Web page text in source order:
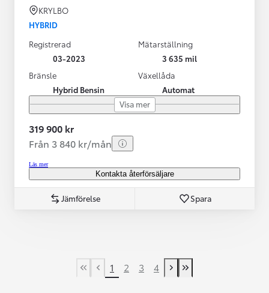
KRYLBO
HYBRID
Registrerad
03-2023
Mätarställning
3 635 mil
Bränsle
Hybrid Bensin
Växellåda
Automat
Visa mer
319 900 kr
Från 3 840 kr/mån
Läs mer
Kontakta återförsäljare
Jämförelse Spara
First Page
Previous page
1 2 3 4
Next page
Last Page